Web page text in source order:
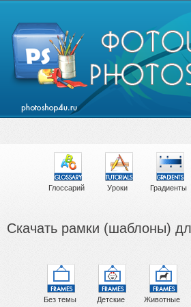
Глоссарий Уроки Градиенты
Скачать рамки (шаблоны)
Без темы Детские Животные